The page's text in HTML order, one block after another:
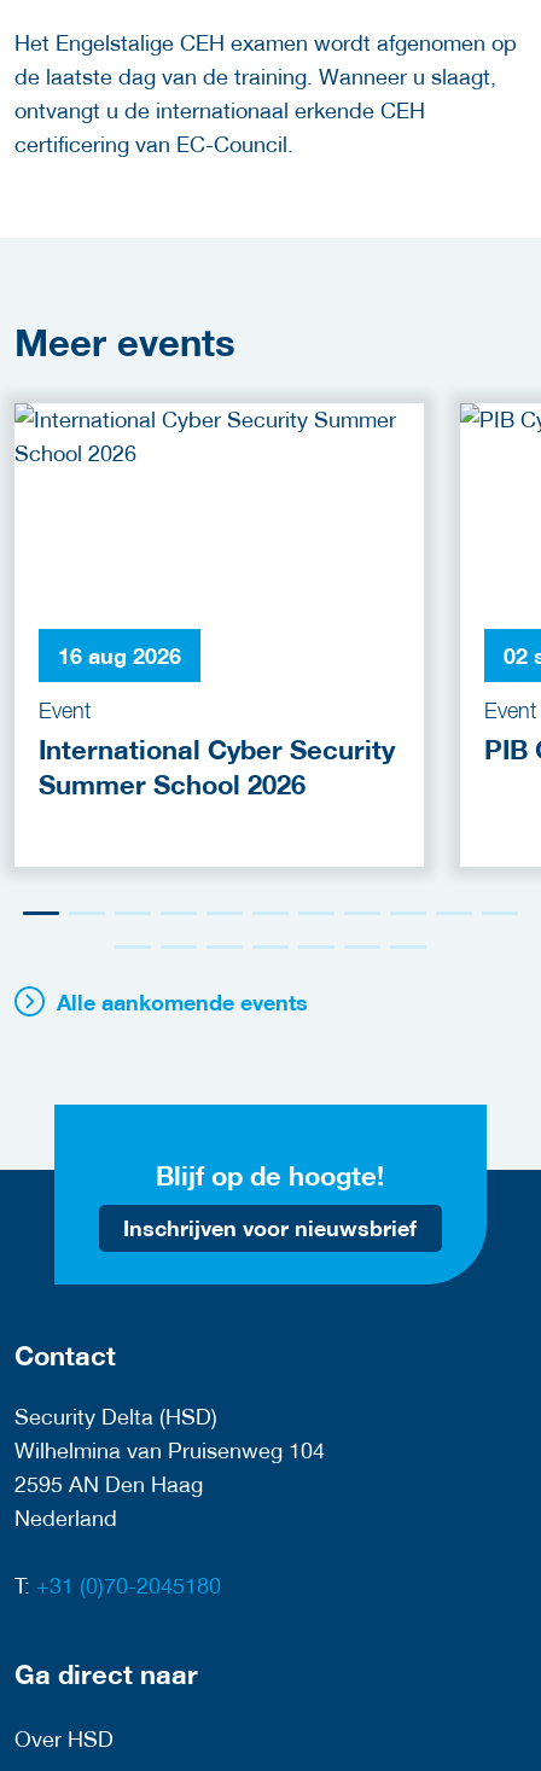
Het Engelstalige CEH examen wordt afgenomen op
de laatste dag van de training. Wanneer u slaagt,
ontvangt u de internationaal erkende CEH
certificering van EC-Council.
Meer events
16 aug 2026
Event
International Cyber Security
Summer School 2026
02
Event
PIB
Alle aankomende events
Blijf op de hoogte!
Inschrijven voor nieuwsbrief
Contact
Security Delta (HSD)
Wilhelmina van Pruisenweg 104
2595 AN Den Haag
Nederland
T: +31 (0)70-2045180
Ga direct naar
Over HSD